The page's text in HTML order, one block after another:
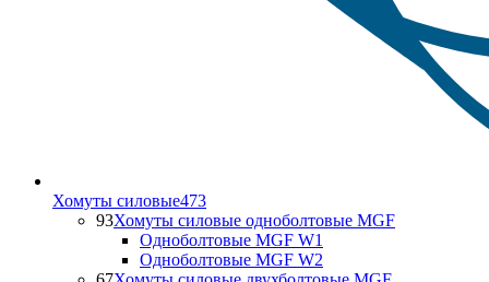
Хомуты силовые473
93Хомуты силовые одноболтовые MGF
Одноболтовые MGF W1
Одноболтовые MGF W2